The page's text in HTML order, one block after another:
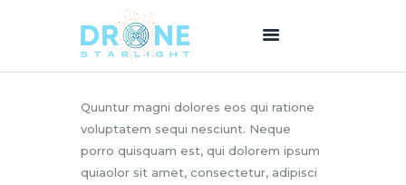
HOME
ABOUT US
SERVICES
Quuntur magni dolores eos qui ratione
voluptatem sequi nesciunt. Neque
porro quisquam est, qui dolorem ipsum
quiaolor sit amet, consectetur, adipisci